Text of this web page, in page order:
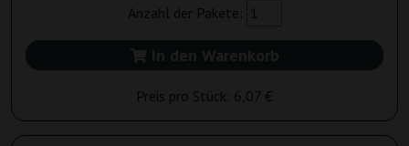
Anzahl der Pakete:
In den Warenkorb
Preis pro Stück: 6,07 €